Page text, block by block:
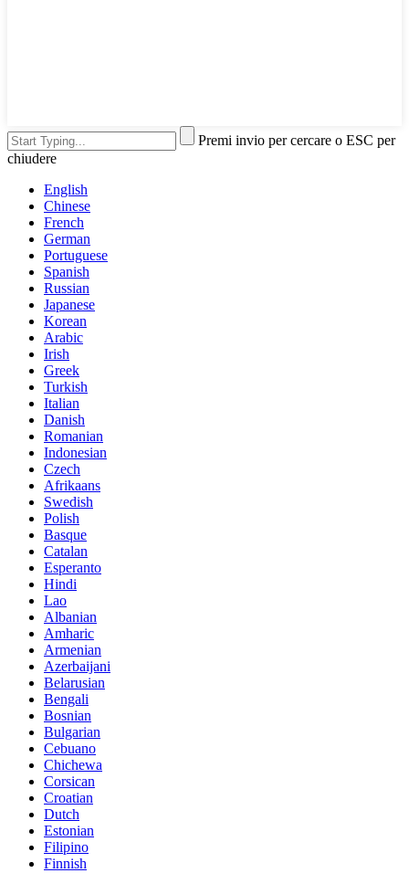
Premi invio per cercare o ESC per
chiudere
English
Chinese
French
German
Portuguese
Spanish
Russian
Japanese
Korean
Arabic
Irish
Greek
Turkish
Italian
Danish
Romanian
Indonesian
Czech
Afrikaans
Swedish
Polish
Basque
Catalan
Esperanto
Hindi
Lao
Albanian
Amharic
Armenian
Azerbaijani
Belarusian
Bengali
Bosnian
Bulgarian
Cebuano
Chichewa
Corsican
Croatian
Dutch
Estonian
Filipino
Finnish